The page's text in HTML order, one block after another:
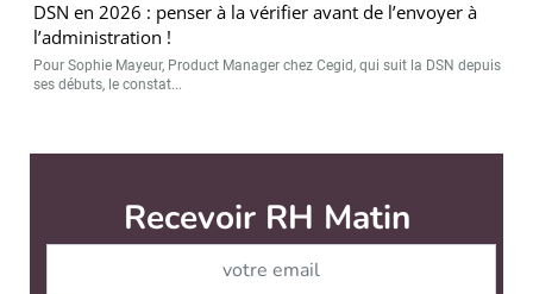
DSN en 2026 : penser à la vérifier avant de l’envoyer à
l’administration !
Pour Sophie Mayeur, Product Manager chez Cegid, qui suit la DSN depuis
ses débuts, le constat...
Recevoir RH Matin